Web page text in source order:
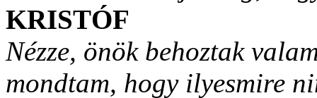
KRISTÓF
Nézze, önök behoztak
mondtam, hogy ilyesmire